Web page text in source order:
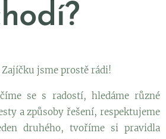
Zajíčku jsme prostě rádi!
se s radostí, hledáme různé
a způsoby řešení, respektujeme
druhého, tvoříme si pravidla